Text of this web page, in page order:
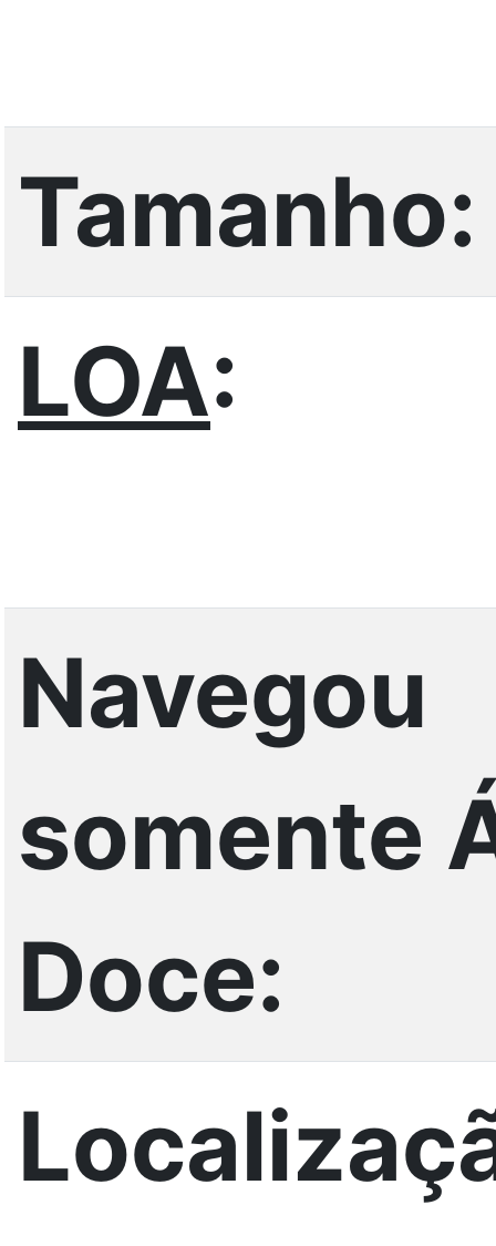
Tamanho:
LOA:
Navegou
somente
Doce: